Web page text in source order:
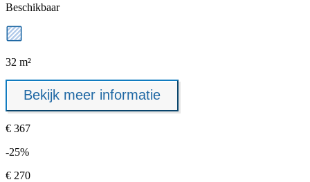
Beschikbaar
32 m²
Bekijk meer informatie
€ 367
-25%
€ 270